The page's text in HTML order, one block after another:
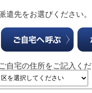
遣先をお選びください。
ご自宅の住所をご記入く